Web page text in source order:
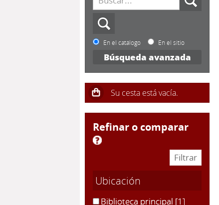
En el catálogo En el sitio
Búsqueda avanzada
refinar o comparar
Ubicación
Biblioteca principal [1]